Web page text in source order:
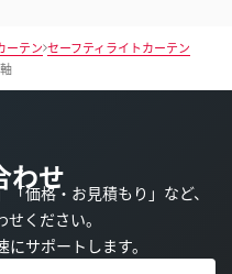
ーテン セーフティライトカーテン
わせ
「価格・お見積もり」など、
ください。
サポートします。